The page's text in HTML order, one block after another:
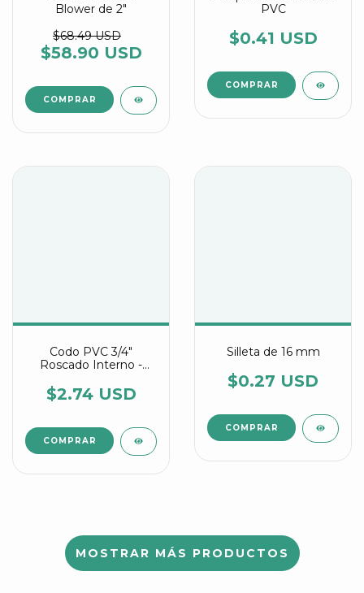
Blower de 2"
$68.49 USD
$58.90 USD
PVC
$0.41 USD
COMPRAR
Codo PVC 3/4"
Roscado Interno -
Discos Difusores
$2.74 USD
Silleta de 16 mm
$0.27 USD
MOSTRAR MÁS PRODUCTOS